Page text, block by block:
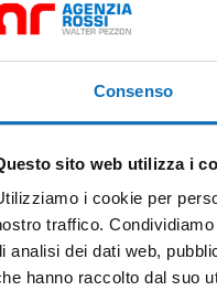
Consenso
sito web utilizza i
i cookie per
traffico.
analisi dei dati web,
hanno raccolto dal suo
Veneto, 30021, Italia